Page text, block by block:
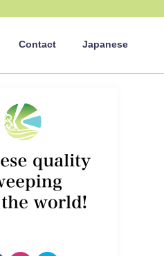
Contact Japanese
Junmai-shu, Futshushu
2018年11月2日